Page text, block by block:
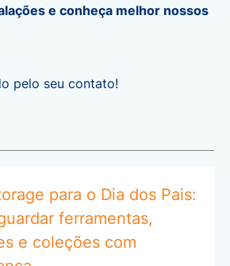
e conheça melhor nossos
pelo seu contato!
para o Dia dos Pais:
ferramentas,
e coleções com